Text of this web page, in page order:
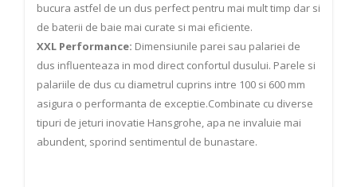
bucura astfel de un dus perfect pentru mai mult timp dar si
de baterii de baie mai curate si mai eficiente.
XXL Performance: Dimensiunile parei sau palariei de
dus influenteaza in mod direct confortul dusului. Parele si
palariile de dus cu diametrul cuprins intre 100 si 600 mm
asigura o performanta de exceptie.Combinate cu diverse
tipuri de jeturi inovatie Hansgrohe, apa ne invaluie mai
abundent, sporind sentimentul de bunastare.